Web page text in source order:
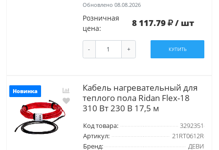
Обновлено 08.08.2026
Розничная
цена:
8 117.79 / шт
- + КУПИТЬ
Новинка
Кабель нагревательный для
теплого пола Ridan Flex-18
310 Вт 230 В 17,5 м
Код товара:
3292351
Артикул:
21RT0612R
Бренд:
ДЕВИ